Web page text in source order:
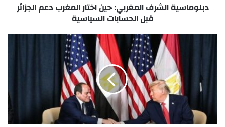
دبلوماسية الشرف المغربي: حين اختار المغرب دعم الجزائر
قبل الحسابات السياسية